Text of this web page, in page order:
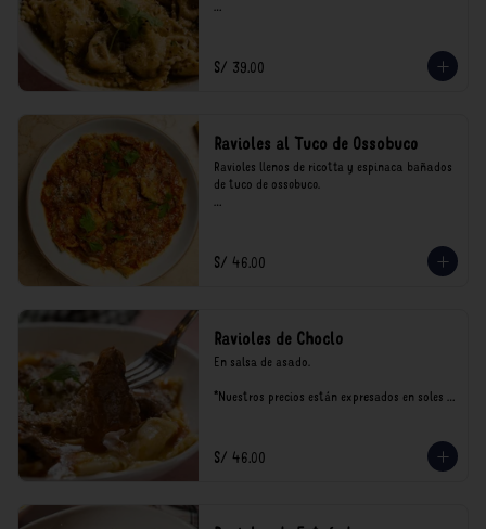
consumo.
S/ 39.00
Ravioles al Tuco de Ossobuco
Ravioles llenos de ricotta y espinaca bañados
de tuco de ossobuco.
consumo.
S/ 46.00
Ravioles de Choclo
En salsa de asado.
*Nuestros precios están expresados en soles e
S/ 46.00